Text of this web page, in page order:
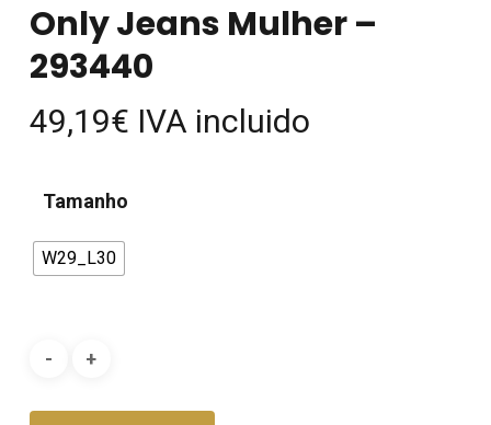
Only Jeans Mulher –
293440
49,19€ IVA incluido
Tamanho
W29_L30